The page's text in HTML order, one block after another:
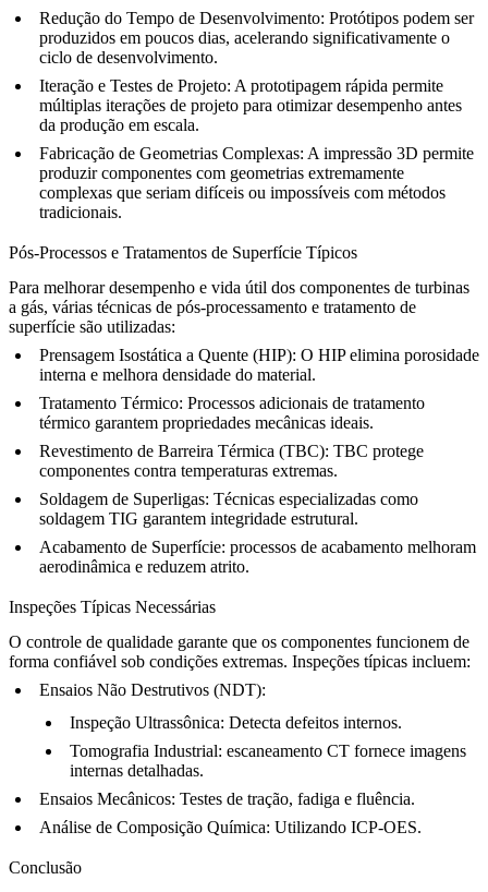
Redução do Tempo de Desenvolvimento: Protótipos podem ser
produzidos em poucos dias, acelerando significativamente o
ciclo de desenvolvimento.
Iteração e Testes de Projeto: A prototipagem rápida permite
múltiplas iterações de projeto para otimizar desempenho antes
da produção em escala.
Fabricação de Geometrias Complexas: A impressão 3D permite
produzir componentes com geometrias extremamente
complexas que seriam difíceis ou impossíveis com métodos
tradicionais.
Pós-Processos e Tratamentos de Superfície Típicos
Para melhorar desempenho e vida útil dos componentes de turbinas
a gás, várias técnicas de pós-processamento e tratamento de
superfície são utilizadas:
Prensagem Isostática a Quente (HIP): O HIPelimina porosidade
interna e melhora densidade do material.
Tratamento Térmico: Processos adicionais de tratamento
térmico garantem propriedades mecânicas ideais.
Revestimento de Barreira Térmica (TBC): TBC protege
componentes contra temperaturas extremas.
Soldagem de Superligas: Técnicas especializadas como
soldagem TIG garantem integridade estrutural.
Acabamento de Superfície: processos de acabamento melhoram
aerodinâmica e reduzem atrito.
Inspeções Típicas Necessárias
O controle de qualidade garante que os componentes funcionem de
forma confiável sob condições extremas. Inspeções típicas incluem:
Ensaios Não Destrutivos (NDT):
Inspeção Ultrassônica: Detecta defeitos internos.
Tomografia Industrial: escaneamento CT fornece imagens
internas detalhadas.
Ensaios Mecânicos: Testes de tração, fadiga e fluência.
Análise de Composição Química: Utilizando ICP-OES.
Conclusão